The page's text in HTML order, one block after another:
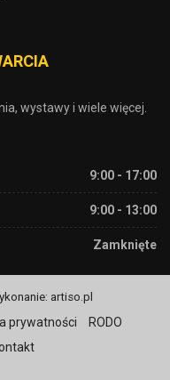
wystawy i wiele więcej.
9:00 - 17:00
9:00 - 13:00
Zamknięte
artiso.pl
prywatności
RODO